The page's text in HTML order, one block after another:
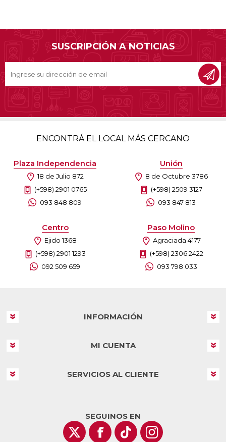
SUSCRIPCIÓN A NOTICIAS
ENCONTRÁ EL LOCAL MÁS CERCANO
Plaza Independencia
18 de Julio 872
(+598) 2901 0765
093 848 809
Unión
8 de Octubre 3786
(+598) 2509 3127
093 847 813
Centro
Ejido 1368
(+598) 2901 1293
092 509 659
Paso Molino
Agraciada 4177
(+598) 2306 2422
093 798 033
INFORMACIÓN
MI CUENTA
SERVICIOS AL CLIENTE
SEGUINOS EN